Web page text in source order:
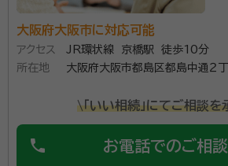
大阪府大阪市に対応可能
アクセス
JR環状線 京橋駅 徒歩10分
所在地
大阪府大阪市都島区都島中通２丁
\「いい相続」にてご相談を
phone お電話でのご相談